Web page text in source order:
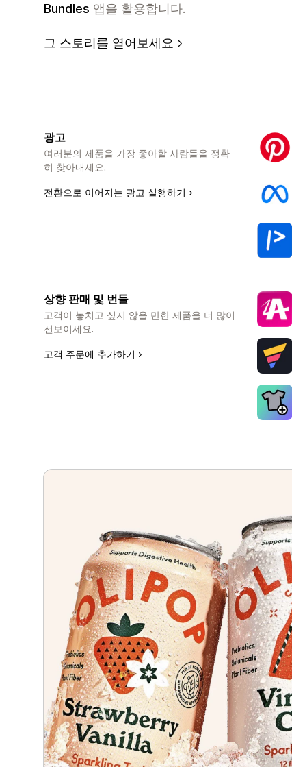
Bundles 앱을 활용합니다.
그 스토리를 열어보세요
광고
여러분의 제품을 가장 좋아할 사람들을 정확
히 찾아내세요.
전환으로 이어지는 광고 실행하기
상향 판매 및 번들
고객이 놓치고 싶지 않을 만한 제품을 더 많이
선보이세요.
고객 주문에 추가하기